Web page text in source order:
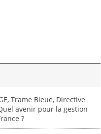
Trame Bleue, Directive
avenir pour la gestion
?